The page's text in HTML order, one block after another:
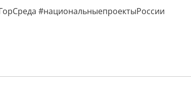
#национальныепроектыРоссии